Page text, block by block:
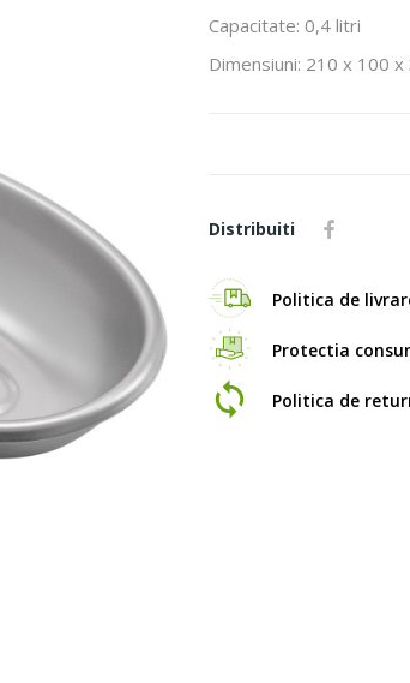
Capacitate: 0,4 litri
Dimensiuni: 210 x 100 x
Distribuiti
Politica de
Protectia
Politica de